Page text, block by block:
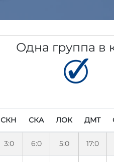
Одна группа в
СКН СКА ЛОК ДМТ
3:0 6:0 5:0 17:0